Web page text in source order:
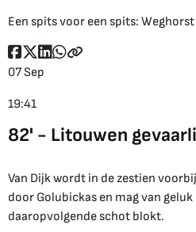
Een spits voor een spits:
07 Sep
19:41
82' - Litouwen
Van Dijk wordt in de zestien
door Golubickas en mag van
daaropvolgende schot blokt.